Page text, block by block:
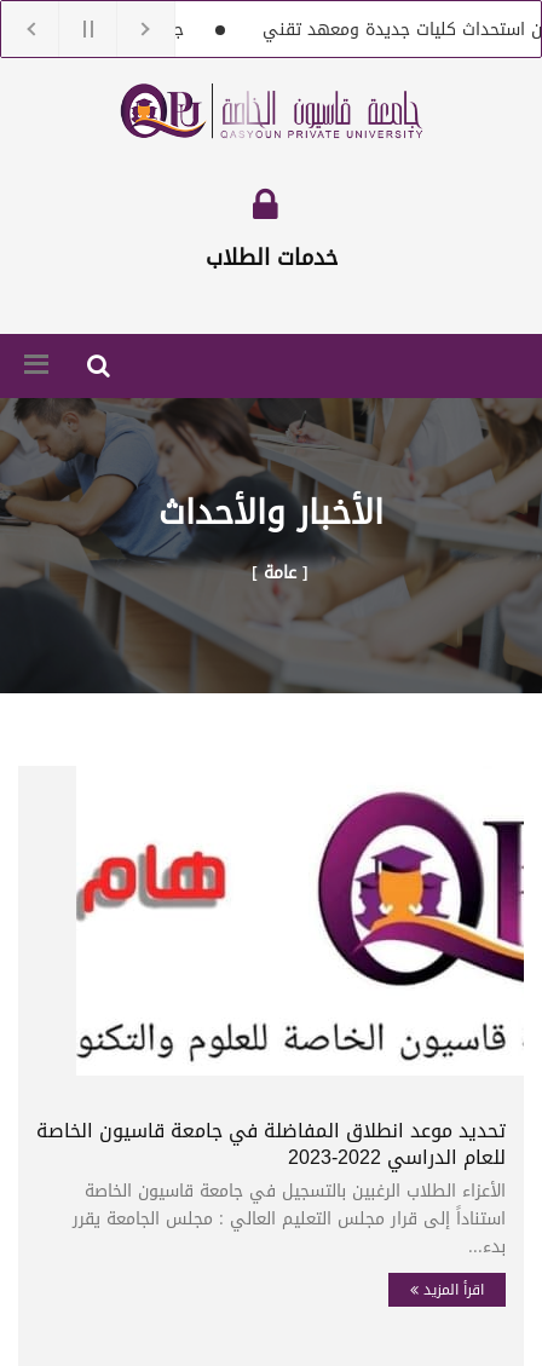
كليات جديدة ومعهد تقني
جامعة قاسيون تنعى الدكتور
أعضاء هيئة تعليمية من حملة الماجستير والدكتوراه
خدمات الطلاب
الأخبار والأحداث
[ عامة ]
تحديد موعد انطلاق المفاضلة في جامعة قاسيون الخاصة
للعام الدراسي 2022-2023
الأعزاء الطلاب الرغبين بالتسجيل في جامعة قاسيون الخاصة
استناداً إلى قرار مجلس التعليم العالي : مجلس الجامعة يقرر
بدء...
اقرأ المزيد